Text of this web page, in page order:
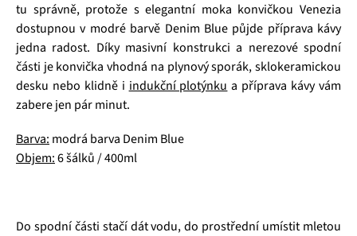
tu správně, protože s elegantní moka konvičkou Venezia
dostupnou v modré barvě Denim Blue půjde příprava kávy
jedna radost. Díky masivní konstrukci a nerezové spodní
části je konvička vhodná na plynový sporák, sklokeramickou
desku nebo klidně i indukční plotýnku a příprava kávy vám
zabere jen pár minut.
Barva: modrá barva Denim Blue
Objem:6 šálků / 400ml
Do spodní části stačí dát vodu, do prostřední umístit mletou